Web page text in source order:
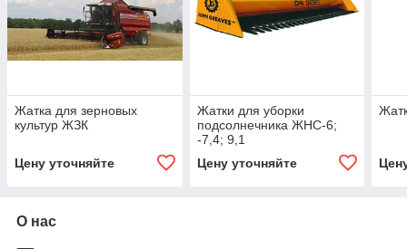
Жатка для зерновых
культур ЖЗК
Цену уточняйте
Жатки для уборки
подсолнечника ЖНС-6;
-7,4; 9,1
Цену уточняйте
О нас